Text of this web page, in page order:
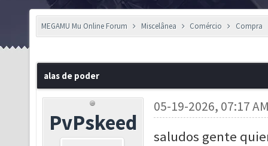
MEGAMU Mu Online Forum Miscelânea Comércio Compra
alas de poder
PvPskeed
05-19-2026, 07:17
saludos gente